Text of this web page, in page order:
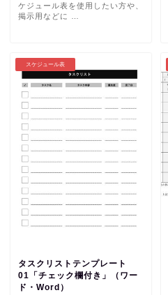
ケジュール表を使用したい方や、
掲示用などに …
スケジュール表
タスクリストテンプレート
01「チェック欄付き」（ワー
ド・Word）